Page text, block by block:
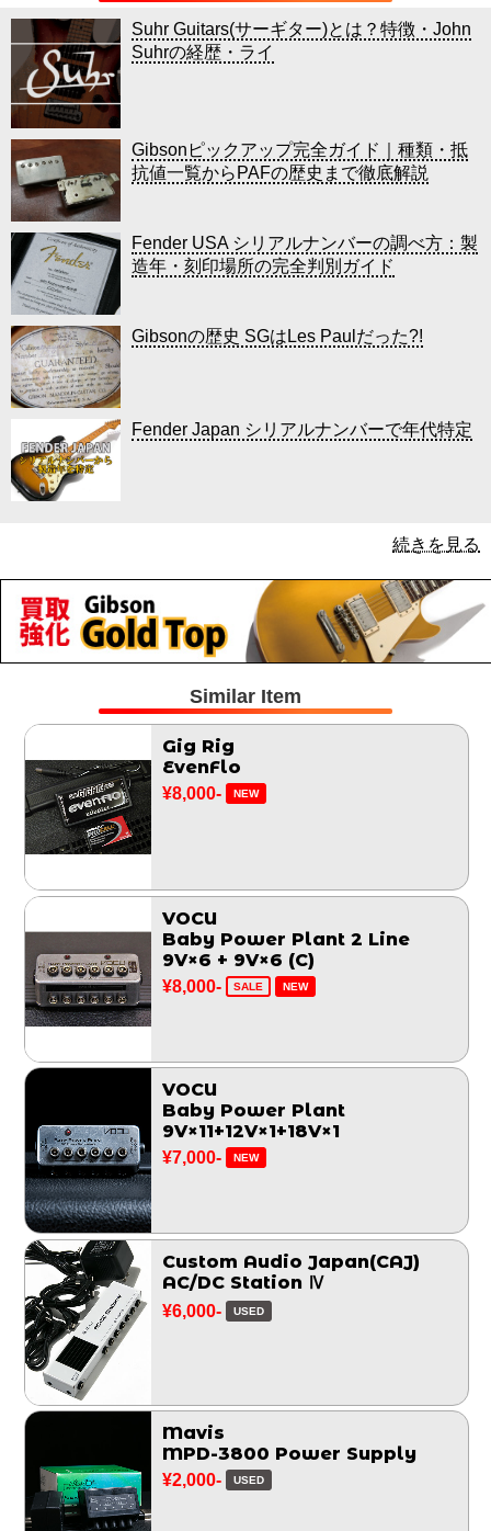
Suhr Guitars(サーギター)とは？特徴・John
Suhrの経歴・ライ
Gibsonピックアップ完全ガイド｜種類・抵
抗値一覧からPAFの歴史まで徹底解説
Fender USA シリアルナンバーの調べ方：製
造年・刻印場所の完全判別ガイド
Gibsonの歴史 SGはLes Paulだった?!
Fender Japan シリアルナンバーで年代特定
続きを見る
Similar Item
Gig Rig
EvenFlo
¥8,000- NEW
VOCU
Baby Power Plant 2 Line
9V×6 + 9V×6 (C)
¥8,000- SALE NEW
VOCU
Baby Power Plant
9V×11+12V×1+18V×1
¥7,000- NEW
Custom Audio Japan(CAJ)
AC/DC Station Ⅳ
¥6,000- USED
Mavis
MPD-3800 Power Supply
¥2,000- USED